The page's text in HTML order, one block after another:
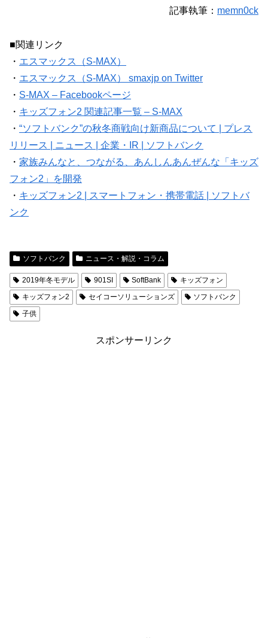
記事執筆： memn0ck
■関連リンク
・ エスマックス（S-MAX）
・ エスマックス（S-MAX） smaxjp on Twitter
・ S-MAX – Facebookページ
・ キッズフォン2 関連記事一覧 – S-MAX
・ “ソフトバンク”の秋冬商戦向け新商品について | プレス
リリース | ニュース | 企業・IR | ソフトバンク
・ 家族みんなと、つながる、あんしんあんぜんな「キッズ
フォン2」を開発
・ キッズフォン2 | スマートフォン・携帯電話 | ソフトバ
ンク
ソフトバンク ニュース・解説・コラム
2019年冬モデル 901SI SoftBank
キッズフォン
キッズフォン2
セイコーソリューションズ
ソフトバンク
子供
スポンサーリンク